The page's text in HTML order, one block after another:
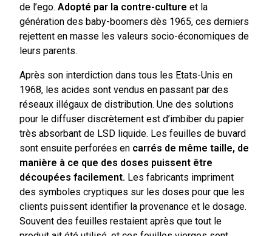
de l’ego.Adopté par la contre-culture et la
génération des baby-boomers dès 1965, ces derniers
rejettent en masse les valeurs socio-économiques de
leurs parents.
Après son interdiction dans tous les Etats-Unis en
1968, les acides sont vendus en passant par des
réseaux illégaux de distribution. Une des solutions
pour le diffuser discrètement est d’imbiber du papier
très absorbant de LSD liquide. Les feuilles de buvard
sont ensuite perforées en carrés de même taille, de
manière à ce que des doses puissent être
découpées facilement. Les fabricants impriment
des symboles cryptiques sur les doses pour que les
clients puissent identifier la provenance et le dosage.
Souvent des feuilles restaient après que tout le